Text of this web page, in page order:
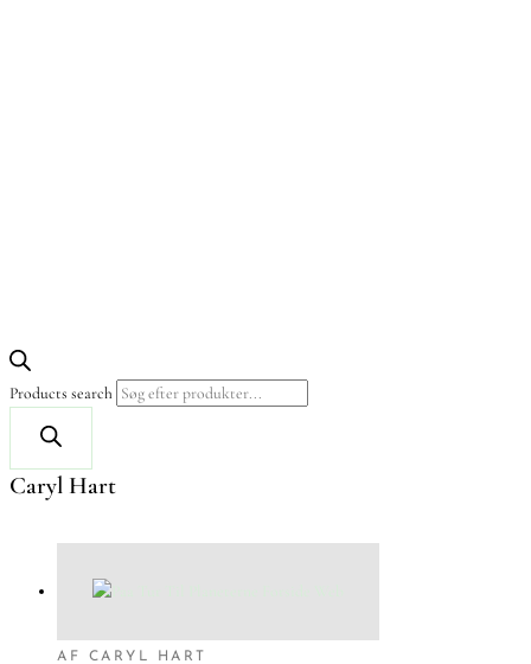
Products search
Caryl Hart
AF CARYL HART